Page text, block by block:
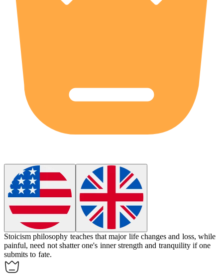
Stoicism philosophy teaches that major life changes and loss, while
painful, need not shatter one's inner strength and tranquility if one
submits to fate.